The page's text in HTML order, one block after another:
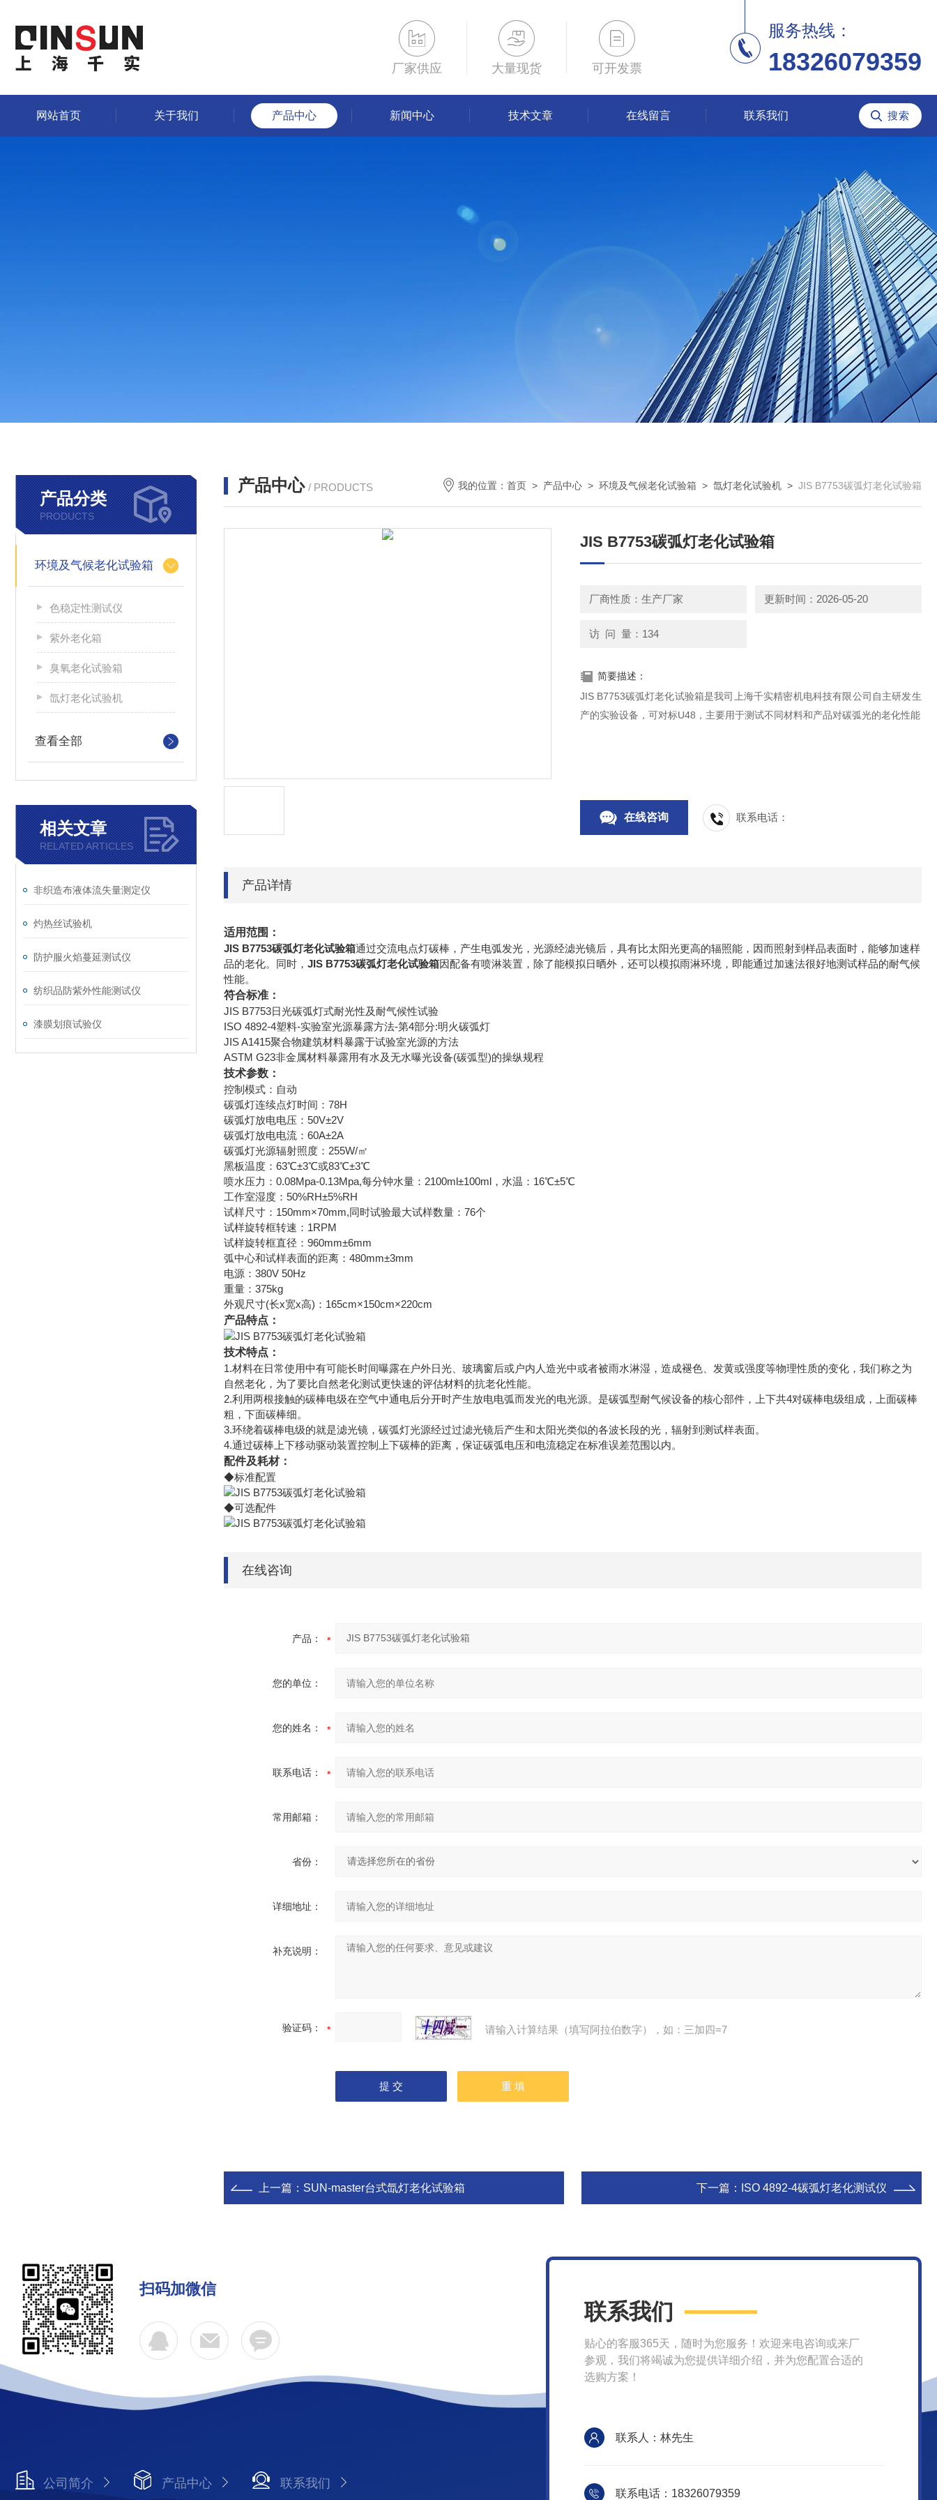
厂家供应 大量现货 可开发票
服务热线：
18326079359
网站首页 关于我们 产品中心 新闻中心 技术文章 在线留言 联系我们
产品分类
PRODUCTS
环境及气候老化试验箱
色稳定性测试仪
紫外老化箱
臭氧老化试验箱
氙灯老化试验机
查看全部
相关文章
RELATED ARTICLES
非织造布液体流失量测定仪
灼热丝试验机
防护服火焰蔓延测试仪
纺织品防紫外性能测试仪
漆膜划痕试验仪
产品中心 / PRODUCTS 我的位置： 首页 > 产品中心 > 环境及气候老化试验箱 > 氙灯老化试验机 > JIS B7753碳弧灯老化试验箱
JIS B7753碳弧灯老化试验箱
厂商性质：生产厂家 更新时间：2026-05-20
访 问 量：134
简要描述：
JIS B7753碳弧灯老化试验箱是我司上海千实精密机电科技有限公司自主研发生
产的实验设备，可对标U48，主要用于测试不同材料和产品对碳弧光的老化性能
在线咨询 联系电话：
产品详情
适用范围：
JIS B7753碳弧灯老化试验箱通过交流电点灯碳棒，产生电弧发光，光源经滤光镜后，具有比太阳光更高的辐照能，因而照射到样品表面时，能够加速样
品的老化。同时， JIS B7753碳弧灯老化试验箱因配备有喷淋装置，除了能模拟日晒外，还可以模拟雨淋环境，即能通过加速法很好地测试样品的耐气候
性能。
符合标准：
JIS B7753日光碳弧灯式耐光性及耐气候性试验
ISO 4892-4塑料-实验室光源暴露方法-第4部分:明火碳弧灯
JIS A1415聚合物建筑材料暴露于试验室光源的方法
ASTM G23非金属材料暴露用有水及无水曝光设备(碳弧型)的操纵规程
技术参数：
控制模式：自动
碳弧灯连续点灯时间：78H
碳弧灯放电电压：50V±2V
碳弧灯放电电流：60A±2A
碳弧灯光源辐射照度：255W/㎡
黑板温度：63℃±3℃或83℃±3℃
喷水压力：0.08Mpa-0.13Mpa,每分钟水量：2100ml±100ml，水温：16℃±5℃
工作室湿度：50%RH±5%RH
试样尺寸：150mm×70mm,同时试验最大试样数量：76个
试样旋转框转速：1RPM
试样旋转框直径：960mm±6mm
弧中心和试样表面的距离：480mm±3mm
电源：380V 50Hz
重量：375kg
外观尺寸(长x宽x高)：165cm×150cm×220cm
产品特点：
技术特点：
1.材料在日常使用中有可能长时间曝露在户外日光、玻璃窗后或户内人造光中或者被雨水淋湿，造成褪色、发黄或强度等物理性质的变化，我们称之为
自然老化，为了要比自然老化测试更快速的评估材料的抗老化性能。
2.利用两根接触的碳棒电级在空气中通电后分开时产生放电电弧而发光的电光源。是碳弧型耐气候设备的核心部件，上下共4对碳棒电级组成，上面碳棒
粗，下面碳棒细。
3.环绕着碳棒电级的就是滤光镜，碳弧灯光源经过过滤光镜后产生和太阳光类似的各波长段的光，辐射到测试样表面。
4.通过碳棒上下移动驱动装置控制上下碳棒的距离，保证碳弧电压和电流稳定在标准误差范围以内。
配件及耗材：
◆标准配置
◆可选配件
在线咨询
产品：
您的单位：
您的姓名：
联系电话：
常用邮箱：
省份：
详细地址：
补充说明：
验证码： 请输入计算结果（填写阿拉伯数字），如：三加四=7
上一篇： SUN-master台式氙灯老化试验箱 下一篇： ISO 4892-4碳弧灯老化测试仪
扫码加微信
公司简介 产品中心 联系我们
联系我们
贴心的客服365天，随时为您服务！欢迎来电咨询或来厂
参观，我们将竭诚为您提供详细介绍，并为您配置合适的
选购方案！
联系人：林先生
联系电话：18326079359